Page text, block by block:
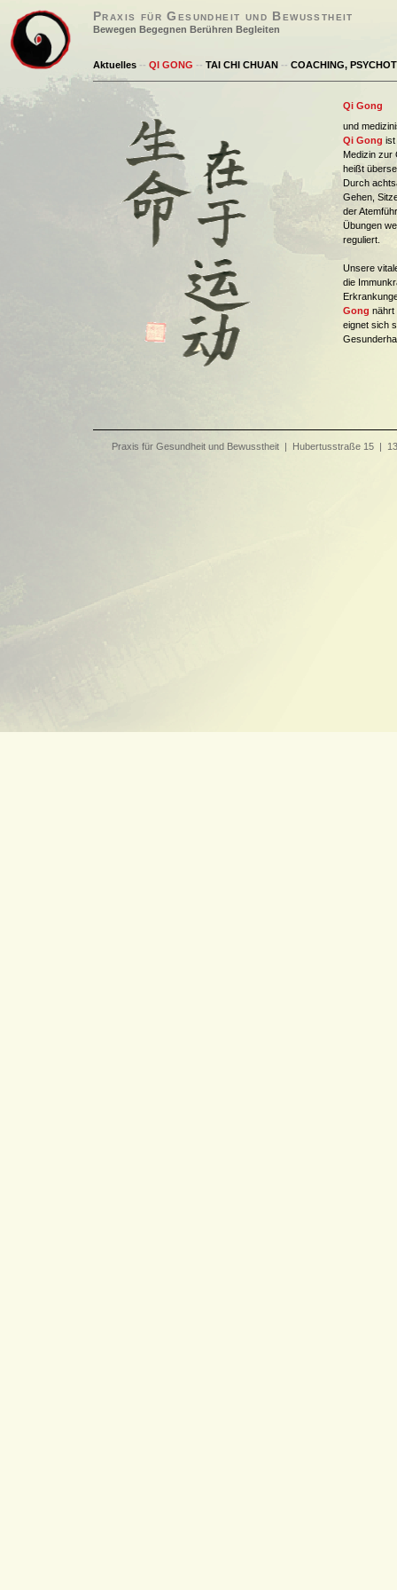
Praxis für Gesundheit und Bewusstheit
Bewegen Begegnen Berühren Begleiten
Aktuelles -- QI GONG -- TAI CHI CHUAN -- COACHING,
Qi Gong
und
Qi Gong ist
Medizin zur
heißt
Durch
Gehen,
der
Übungen
reguliert.
Unsere
die
Gong nährt
eignet sich
Praxis für Gesundheit und Bewusstheit | Hubertusstraße 15 |